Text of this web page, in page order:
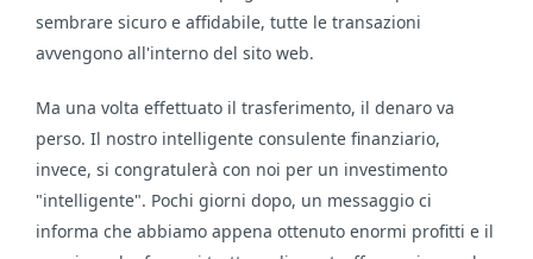
sembrare sicuro e affidabile, tutte le transazioni
avvengono all'interno del sito web.
Ma una volta effettuato il trasferimento, il denaro va
perso. Il nostro intelligente consulente finanziario,
invece, si congratulerà con noi per un investimento
"intelligente". Pochi giorni dopo, un messaggio ci
informa che abbiamo appena ottenuto enormi profitti e il